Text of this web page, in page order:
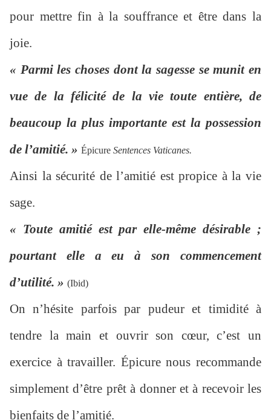
pour mettre fin à la souffrance et être dans la
joie.
« Parmi les choses dont la sagesse se munit en
vue de la félicité de la vie toute entière, de
beaucoup la plus importante est la possession
de l’amitié. » Épicure Sentences Vaticanes.
Ainsi la sécurité de l’amitié est propice à la vie
sage.
« Toute amitié est par elle-même désirable ;
pourtant elle a eu à son commencement
d’utilité. » (Ibid)
On n’hésite parfois par pudeur et timidité à
tendre la main et ouvrir son cœur, c’est un
exercice à travailler. Épicure nous recommande
simplement d’être prêt à donner et à recevoir les
bienfaits de l’amitié.